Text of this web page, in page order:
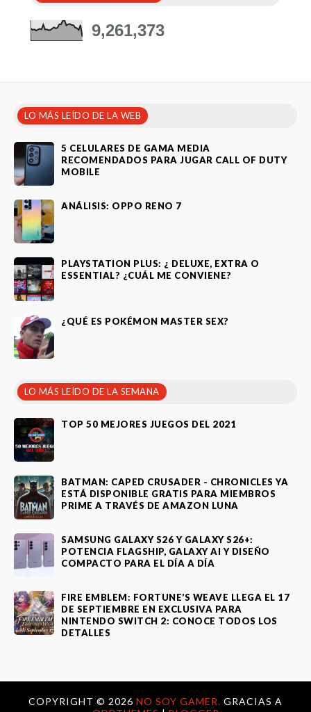
9,261,373
LO MÁS LEÍDO DE LA WEB
5 CELULARES DE GAMA MEDIA
RECOMENDADOS PARA JUGAR CALL OF DUTY
MOBILE
ANÁLISIS: OPPO RENO 7
PLAYSTATION PLUS: ¿ DELUXE, EXTRA O
ESSENTIAL? ¿CUÁL ME CONVIENE?
¿QUÉ ES POKÉMON MASTER SEX?
LO MÁS LEÍDO DE LA SEMANA
TOP 50 MEJORES JUEGOS DEL 2021
BATMAN: CAPED CRUSADER - CHRONICLES YA
ESTÁ DISPONIBLE GRATIS PARA MIEMBROS
PRIME A TRAVÉS DE AMAZON LUNA
SAMSUNG GALAXY S26 Y GALAXY S26+:
POTENCIA FLAGSHIP, GALAXY AI Y DISEÑO
COMPACTO PARA EL DÍA A DÍA
FIRE EMBLEM: FORTUNE’S WEAVE LLEGA EL 17
DE SEPTIEMBRE EN EXCLUSIVA PARA
NINTENDO SWITCH 2: CONOCE TODOS LOS
DETALLES
COPYRIGHT © 2026 NO SOY GAMER. GRACIAS A